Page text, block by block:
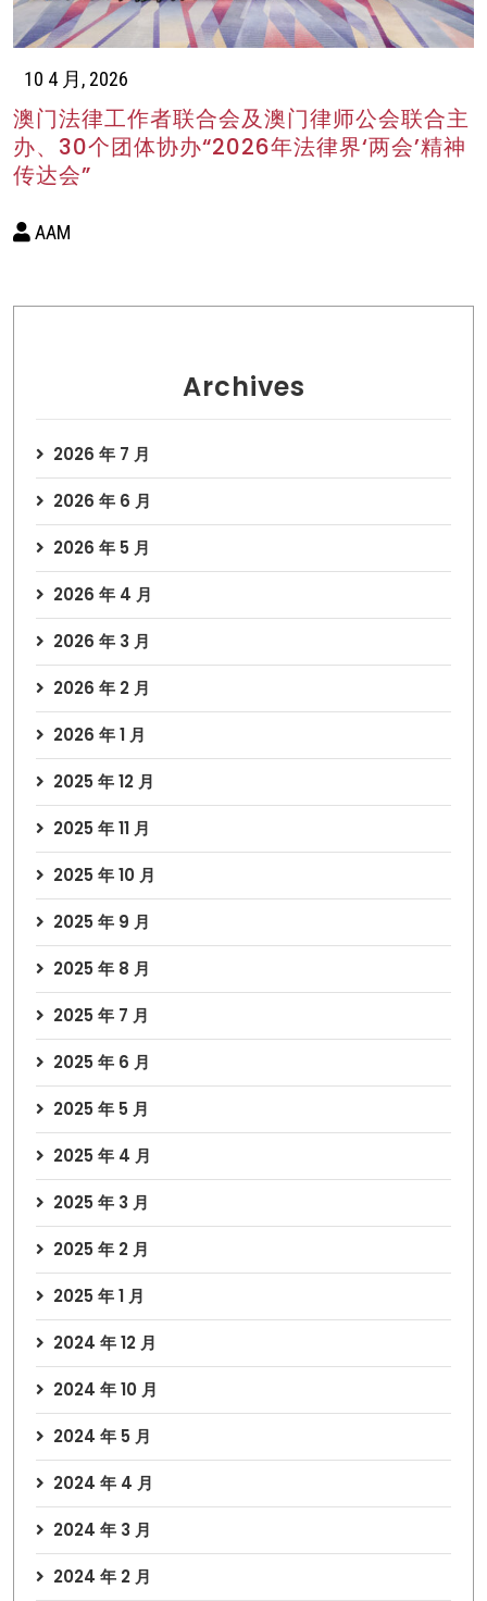
10 4 月, 2026
澳门法律工作者联合会及澳门律师公会联合主
办、30个团体协办“2026年法律界‘两会’精神
传达会”
AAM
Archives
2026 年 7 月
2026 年 6 月
2026 年 5 月
2026 年 4 月
2026 年 3 月
2026 年 2 月
2026 年 1 月
2025 年 12 月
2025 年 11 月
2025 年 10 月
2025 年 9 月
2025 年 8 月
2025 年 7 月
2025 年 6 月
2025 年 5 月
2025 年 4 月
2025 年 3 月
2025 年 2 月
2025 年 1 月
2024 年 12 月
2024 年 10 月
2024 年 5 月
2024 年 4 月
2024 年 3 月
2024 年 2 月